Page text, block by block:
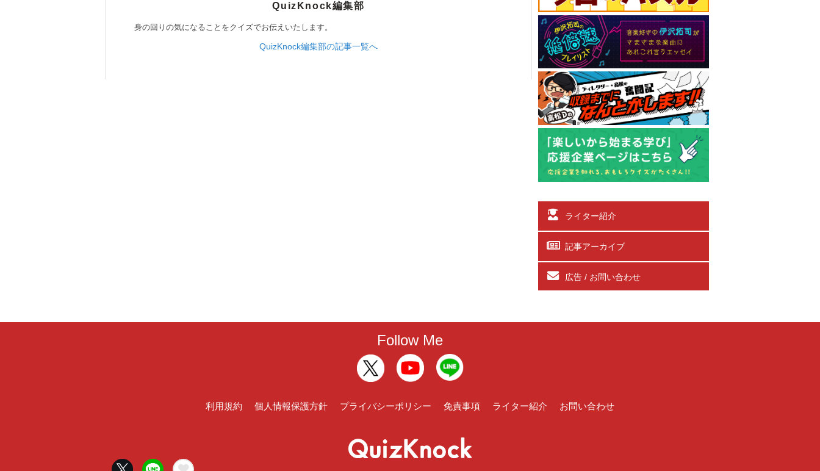
QuizKnock編集部
身の回りの気になることをクイズでお伝えいたします。
QuizKnock編集部の記事一覧へ
ライター紹介
記事アーカイブ
広告 / お問い合わせ
Follow Me
利用規約 個人情報保護方針 プライバシーポリシー 免責事項 ライター紹介 お問い合わせ